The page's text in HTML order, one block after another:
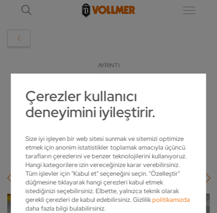
Çerezler kullanıcı
deneyimini iyileştirir.
Size iyi işleyen bir web sitesi sunmak ve sitemizi optimize
etmek için anonim istatistikler toplamak amacıyla üçüncü
tarafların çerezlerini ve benzer teknolojilerini kullanıyoruz.
Hangi kategorilere izin vereceğinize karar verebilirsiniz.
Tüm işlevler için "Kabul et" seçeneğini seçin. "Özelleştir"
düğmesine tıklayarak hangi çerezleri kabul etmek
istediğinizi seçebilirsiniz. Elbette, yalnızca teknik olarak
gerekli çerezleri de kabul edebilirsiniz. Gizlilikpolitikamızda
daha fazla bilgi bulabilirsiniz.
AYRINTI
EMO 2023: INDUGRIND VE VOLLMER -
DAHA FAZLA KESKINLIK IÇIN BIR IKILI
2023-09-18